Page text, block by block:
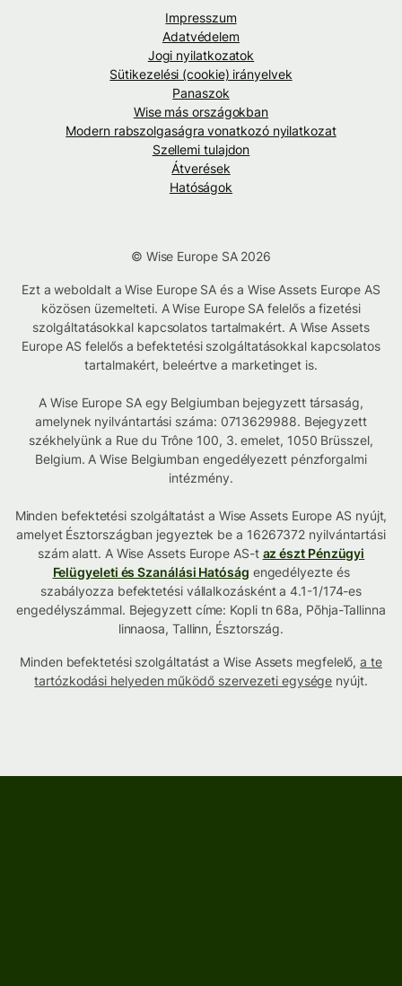
Impresszum
Adatvédelem
Jogi nyilatkozatok
Sütikezelési (cookie) irányelvek
Panaszok
Wise más országokban
Modern rabszolgaságra vonatkozó nyilatkozat
Szellemi tulajdon
Átverések
Hatóságok
© Wise Europe SA 2026
Ezt a weboldalt a Wise Europe SA és a Wise Assets Europe AS
közösen üzemelteti. A Wise Europe SA felelős a fizetési
szolgáltatásokkal kapcsolatos tartalmakért. A Wise Assets
Europe AS felelős a befektetési szolgáltatásokkal kapcsolatos
tartalmakért, beleértve a marketinget is.
A Wise Europe SA egy Belgiumban bejegyzett társaság,
amelynek nyilvántartási száma: 0713629988. Bejegyzett
székhelyünk a Rue du Trône 100, 3. emelet, 1050 Brüsszel,
Belgium. A Wise Belgiumban engedélyezett pénzforgalmi
intézmény.
Minden befektetési szolgáltatást a Wise Assets Europe AS nyújt,
amelyet Észtországban jegyeztek be a 16267372 nyilvántartási
szám alatt. A Wise Assets Europe AS-t az észt Pénzügyi
Felügyeleti és Szanálási Hatóság engedélyezte és
szabályozza befektetési vállalkozásként a 4.1-1/174-es
engedélyszámmal. Bejegyzett címe: Kopli tn 68a, Põhja-Tallinna
linnaosa, Tallinn, Észtország.
Minden befektetési szolgáltatást a Wise Assets megfelelő,a te
tartózkodási helyeden működő szervezeti egysége nyújt.